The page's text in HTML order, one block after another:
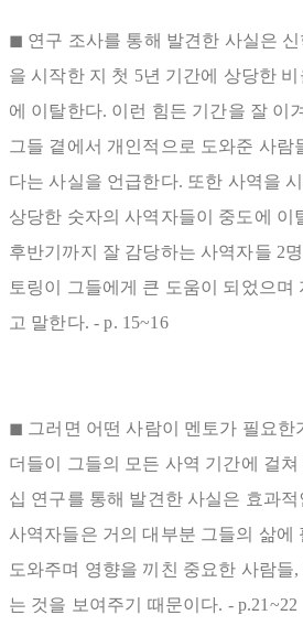
◼ 연구 조사를 통해 발견한 사실은
을 시작한 지 첫 5년 기간에 상당한
에 이탈한다. 이런 힘든 기간을 잘 이
그들 곁에서 개인적으로 도와준 사람
다는 사실을 언급한다. 또한 사역을
상당한 숫자의 사역자들이 중도에 이
후반기까지 잘 감당하는 사역자들 2
토링이 그들에게 큰 도움이 되었으며
고 말한다. - p. 15~16
◼ 그러면 어떤 사람이 멘토가 필요한
더들이 그들의 모든 사역 기간에 걸
십 연구를 통해 발견한 사실은 효과
사역자들은 거의 대부분 그들의 삶에
도와주며 영향을 끼친 중요한 사람들
는 것을 보여주기 때문이다. - p.21~22